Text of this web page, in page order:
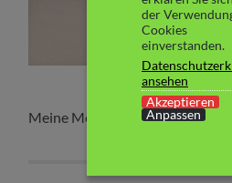
Meine Meinung:
Weiterlesen
der
Cookies
einverstanden.
ansehen
Akzeptieren
Anpassen